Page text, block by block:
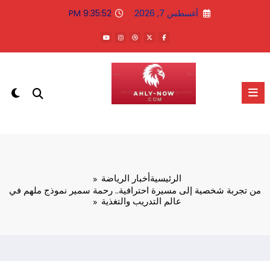
أغسطس 7, 2026 9:35:53 PM
الرئيسيةأخبار الرياضة
من تجربة شخصية إلى مسيرة احترافية.. رحمة سمير نموذج ملهم في
عالم التدريب والتغذية